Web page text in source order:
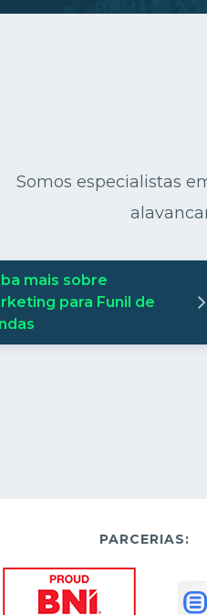
Somos especialistas
mais sobre
para Funil de
PARCERIAS: